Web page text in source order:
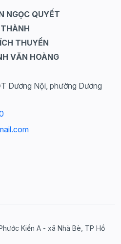
NGỌC QUYẾT
THUYẾN
VĂN HOÀNG
Dương Nội, phường Dương
Kiển A - xã Nhà Bè, TP Hồ